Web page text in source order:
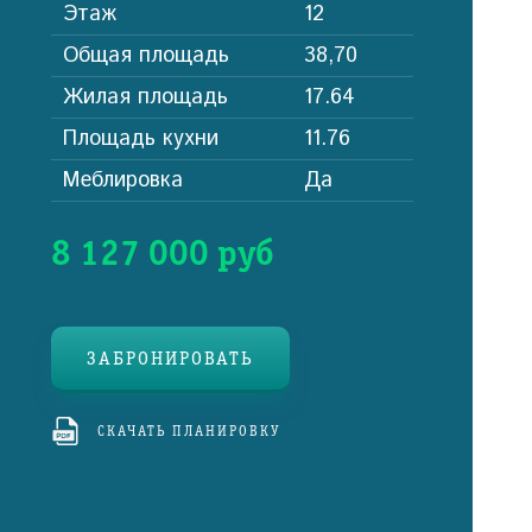
Этаж
12
Общая площадь
38,70
Жилая площадь
17.64
Площадь кухни
11.76
Меблировка
Да
8 127 000 руб
ЗАБРОНИРОВАТЬ
СКАЧАТЬ ПЛАНИРОВКУ